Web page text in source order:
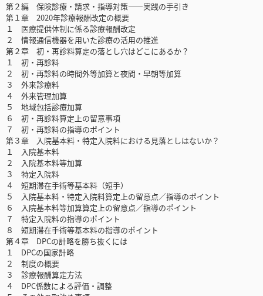
第２編 保険診療・請求・指導対策――実践の手引き
第１章 2020年診療報酬改定の概要
１ 医療提供体制に係る診療報酬改定
２ 情報通信機器を用いた診療の活用の推進
第２章 初・再診料算定の落とし穴はどこにあるか？
１ 初・再診料
２ 初・再診料の時間外等加算と夜間・早朝等加算
３ 外来診療料
４ 外来管理加算
５ 地域包括診療加算
６ 初・再診料算定上の留意事項
７ 初・再診料の指導のポイント
第３章 入院基本料・特定入院料における見落としはないか？
１ 入院基本料
２ 入院基本料等加算
３ 特定入院料
４ 短期滞在手術等基本料（短手）
５ 入院基本料・特定入院料算定上の留意点／指導のポイント
６ 入院基本料等加算算定上の留意点／指導のポイント
７ 特定入院料の指導のポイント
８ 短期滞在手術等基本料の指導のポイント
第４章 DPCの計略を勝ち抜くには
１ DPCの国家計略
２ 制度の概要
３ 診療報酬算定方法
４ DPC係数による評価・調整